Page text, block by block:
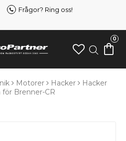
Frågor? Ring oss!
0
Motorer Hacker
Hacker
för Brenner-CR